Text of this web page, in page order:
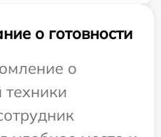
о готовности
о